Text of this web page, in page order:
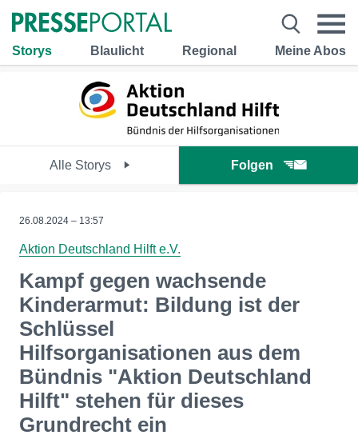
Storys Blaulicht Regional Meine Abos
Alle Storys Folgen
26.08.2024 – 13:57
Aktion Deutschland Hilft e.V.
Kampf gegen wachsende
Kinderarmut: Bildung ist der
Schlüssel
Hilfsorganisationen aus dem
Bündnis "Aktion Deutschland
Hilft" stehen für dieses
Grundrecht ein